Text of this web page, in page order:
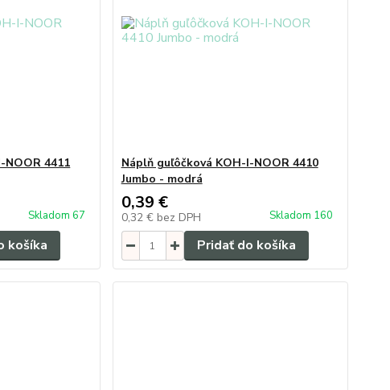
4411
Skladom 67
košíka
Náplň guľôčková KOH-I-NOOR 4410
Jumbo - modrá
0,39 €
0,32 € bez DPH Skladom 160
Pridať do košíka